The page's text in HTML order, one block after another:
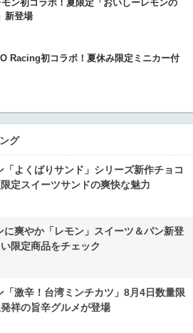
ン初コラボ！夏限定「おいしーレモンの
新登場
Racing初コラボ！夏休み限定ミニカー付
グ
「よくばりサンド」シリーズ新作チョコ
定スイーツサンドの爽快な魅力
に爽やか「レモン」スイーツ＆パン新登
限定商品をチェック
「激辛！台湾ミンチカツ」8月4日数量限
祥の旨辛グルメが登場